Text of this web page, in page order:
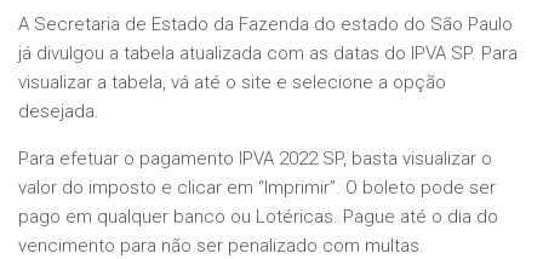
A Secretaria de Estado da Fazenda do estado do São Paulo
já divulgou a tabela atualizada com as datas do IPVA SP. Para
visualizar a tabela, vá até o site e selecione a opção
desejada.
Para efetuar o pagamento IPVA 2022 SP, basta visualizar o
valor do imposto e clicar em “Imprimir”. O boleto pode ser
pago em qualquer banco ou Lotéricas. Pague até o dia do
vencimento para não ser penalizado com multas.